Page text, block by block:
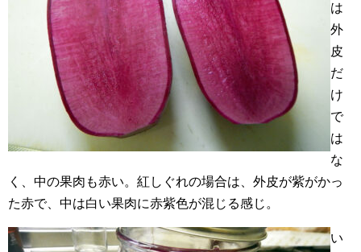
は
外
皮
だ
け
で
は
な
く、中の果肉も赤い。紅しぐれの場合は、外皮が紫がかっ
た赤で、中は白い果肉に赤紫色が混じる感じ。
い